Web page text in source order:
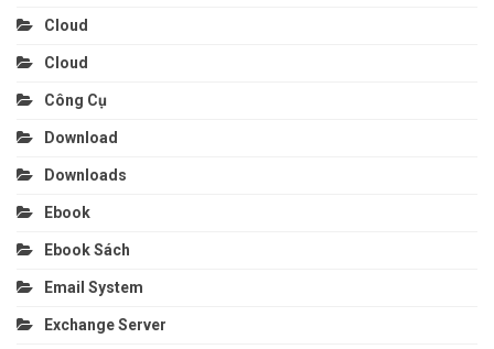
Cloud
Cloud
Công Cụ
Download
Downloads
Ebook
Ebook Sách
Email System
Exchange Server